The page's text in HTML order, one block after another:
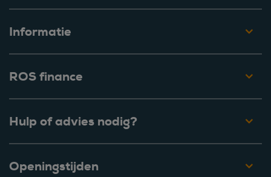
Informatie
ROS finance
Hulp of advies nodig?
Openingstijden